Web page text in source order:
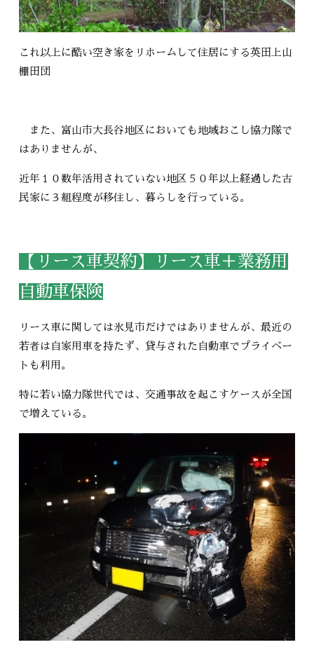
これ以上に酷い空き家をリホームして住居にする英田上山
棚田団
また、富山市大長谷地区においても地域おこし協力隊で
はありませんが、
近年１０数年活用されていない地区５０年以上経過した古
民家に３組程度が移住し、暮らしを行っている。
【リース車契約】リース車＋業務用
自動車保険
リース車に関しては氷見市だけではありませんが、最近の
若者は自家用車を持たず、貸与された自動車でプライベー
トも利用。
特に若い協力隊世代では、交通事故を起こすケースが全国
で増えている。